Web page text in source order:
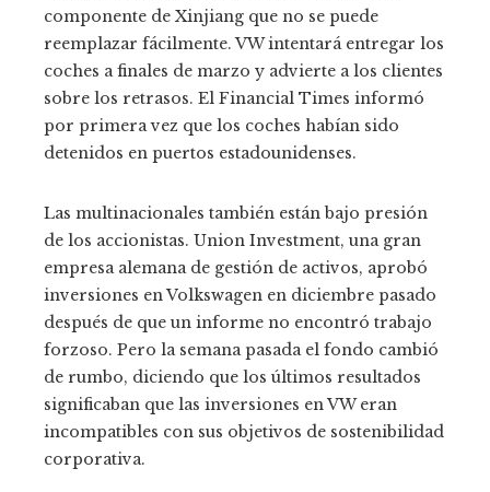
componente de Xinjiang que no se puede
reemplazar fácilmente. VW intentará entregar los
coches a finales de marzo y advierte a los clientes
sobre los retrasos. El Financial Times informó
por primera vez que los coches habían sido
detenidos en puertos estadounidenses.
Las multinacionales también están bajo presión
de los accionistas. Union Investment, una gran
empresa alemana de gestión de activos, aprobó
inversiones en Volkswagen en diciembre pasado
después de que un informe no encontró trabajo
forzoso. Pero la semana pasada el fondo cambió
de rumbo, diciendo que los últimos resultados
significaban que las inversiones en VW eran
incompatibles con sus objetivos de sostenibilidad
corporativa.